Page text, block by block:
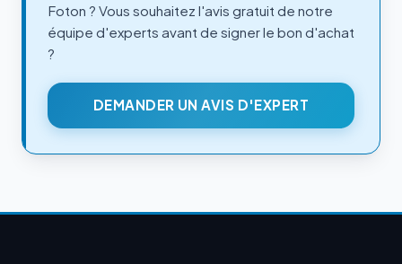
Foton ? Vous souhaitez l'avis gratuit de notre
équipe d'experts avant de signer le bon d'achat
?
DEMANDER UN AVIS D'EXPERT